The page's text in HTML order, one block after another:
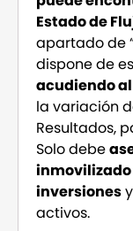
Estado de
apartado de
dispone de
acudiendo
la variación
Resultados,
Solo debe
inversiones
activos.